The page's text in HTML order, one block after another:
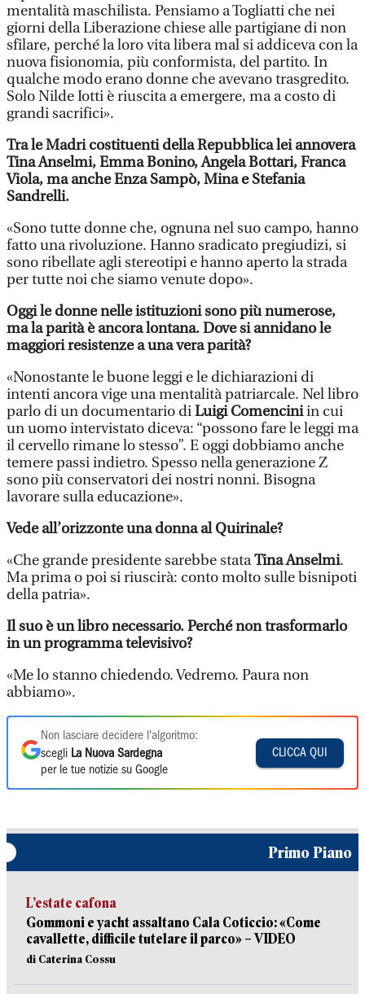
mentalità maschilista. Pensiamo a Togliatti che nei
giorni della Liberazione chiese alle partigiane di non
sfilare, perché la loro vita libera mal si addiceva con la
nuova fisionomia, più conformista, del partito. In
qualche modo erano donne che avevano trasgredito.
Solo Nilde Iotti è riuscita a emergere, ma a costo di
grandi sacrifici».
Tra le Madri costituenti della Repubblica lei annovera
Tina Anselmi, Emma Bonino, Angela Bottari, Franca
Viola, ma anche Enza Sampò, Mina e Stefania
Sandrelli.
«Sono tutte donne che, ognuna nel suo campo, hanno
fatto una rivoluzione. Hanno sradicato pregiudizi, si
sono ribellate agli stereotipi e hanno aperto la strada
per tutte noi che siamo venute dopo».
Oggi le donne nelle istituzioni sono più numerose,
ma la parità è ancora lontana. Dove si annidano le
maggiori resistenze a una vera parità?
«Nonostante le buone leggi e le dichiarazioni di
intenti ancora vige una mentalità patriarcale. Nel libro
parlo di un documentario diLuigi Comenciniin cui
un uomo intervistato diceva: “possono fare le leggi ma
il cervello rimane lo stesso”. E oggi dobbiamo anche
temere passi indietro. Spesso nella generazione Z
sono più conservatori dei nostri nonni. Bisogna
lavorare sulla educazione».
Vede all’orizzonte una donna al Quirinale?
«Che grande presidente sarebbe stataTina Anselmi.
Ma prima o poi si riuscirà: conto molto sulle bisnipoti
della patria».
Il suo è un libro necessario. Perché non trasformarlo
in un programma televisivo?
«Me lo stanno chiedendo. Vedremo. Paura non
abbiamo».
Non lasciare decidere l'algoritmo:
scegli La Nuova Sardegna
per le tue notizie su Google
CLICCA QUI
Primo Piano
L’estate cafona
Gommoni e yacht assaltano Cala Coticcio: «Come
cavallette, difficile tutelare il parco» – VIDEO
di Caterina Cossu